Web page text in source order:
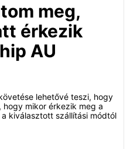
meg,
érkezik
AU
lehetővé teszi, hogy
mikor érkezik meg a
kiválasztott szállítási módtól